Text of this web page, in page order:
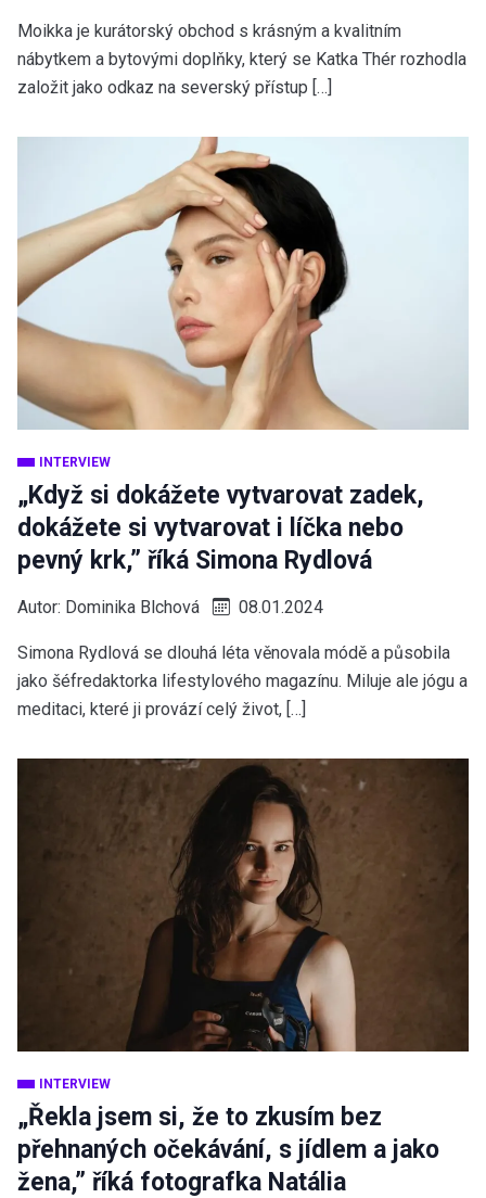
Moikka je kurátorský obchod s krásným a kvalitním
nábytkem a bytovými doplňky, který se Katka Thér rozhodla
založit jako odkaz na severský přístup […]
INTERVIEW
„Když si dokážete vytvarovat zadek,
dokážete si vytvarovat i líčka nebo
pevný krk,” říká Simona Rydlová
Autor: Dominika Blchová 08.01.2024
Simona Rydlová se dlouhá léta věnovala módě a působila
jako šéfredaktorka lifestylového magazínu. Miluje ale jógu a
meditaci, které ji provází celý život, […]
INTERVIEW
„Řekla jsem si, že to zkusím bez
přehnaných očekávání, s jídlem a jako
žena,” říká fotografka Natália